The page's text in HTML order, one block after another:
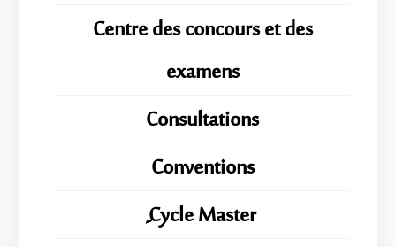
Centre des concours et des
examens
Consultations
Conventions
ِِِCycle Master